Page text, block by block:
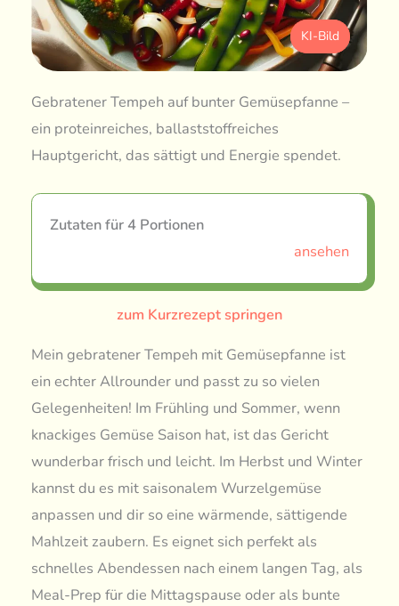
KI-Bild
Gebratener Tempeh auf bunter Gemüsepfanne –
ein proteinreiches, ballaststoffreiches
Hauptgericht, das sättigt und Energie spendet.
Zutaten für 4 Portionen
ansehen
zum Kurzrezept springen
Mein gebratener Tempeh mit Gemüsepfanne ist
ein echter Allrounder und passt zu so vielen
Gelegenheiten! Im Frühling und Sommer, wenn
knackiges Gemüse Saison hat, ist das Gericht
wunderbar frisch und leicht. Im Herbst und Winter
kannst du es mit saisonalem Wurzelgemüse
anpassen und dir so eine wärmende, sättigende
Mahlzeit zaubern. Es eignet sich perfekt als
schnelles Abendessen nach einem langen Tag, als
Meal-Prep für die Mittagspause oder als bunte